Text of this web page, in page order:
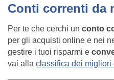
Conti correnti da
Per te che cerchi un conto
per gli acquisti online e nei
gestire i tuoi risparmi e
vai alla classifica dei migliori